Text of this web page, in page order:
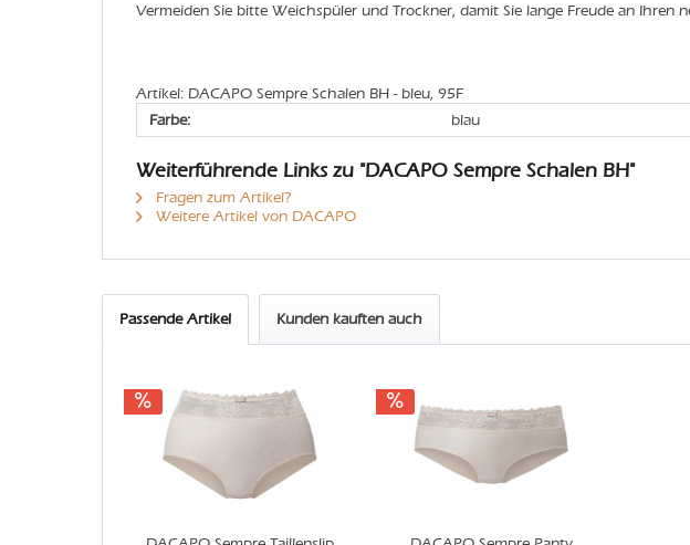
Vermeiden Sie bitte Weichspüler und Trockner, damit Sie lange Freude an Ihren
Artikel: DACAPO Sempre Schalen BH - bleu, 95F
Farbe:
blau
Weiterführende Links zu "DACAPO Sempre Schalen BH"
Fragen zum Artikel?
Weitere Artikel von DACAPO
Passende Artikel Kunden kauften auch